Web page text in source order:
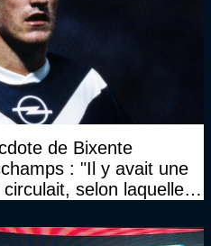
de Bixente
: "Il y avait une
selon laquelle il